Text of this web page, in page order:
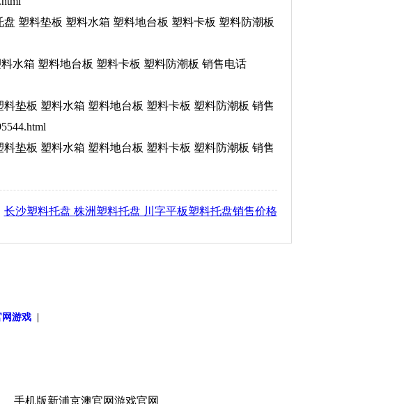
塑料垫板 塑料水箱 塑料地台板 塑料卡板 塑料防潮板
水箱 塑料地台板 塑料卡板 塑料防潮板 销售电话
垫板 塑料水箱 塑料地台板 塑料卡板 塑料防潮板 销售
垫板 塑料水箱 塑料地台板 塑料卡板 塑料防潮板 销售
长沙塑料托盘 株洲塑料托盘 川字平板塑料托盘销售价格
游戏
手机版新浦京澳官网游戏官网